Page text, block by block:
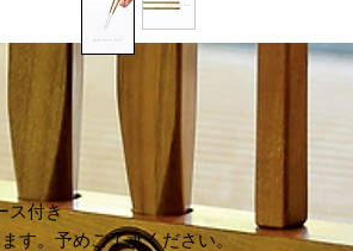
ス付き
す。予めご了承ください。